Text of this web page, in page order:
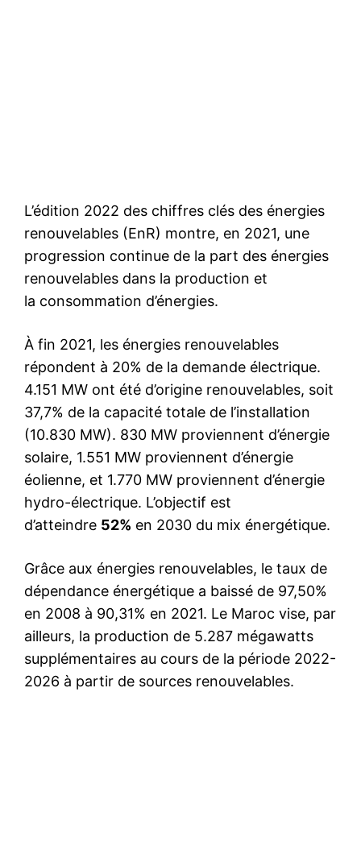
L’édition 2022 des chiffres clés des énergies
renouvelables (EnR) montre, en 2021, une
progression continue de la part des énergies
renouvelables dans la production et
la consommation d’énergies.
À fin 2021, les énergies renouvelables
répondent à 20% de la demande électrique.
4.151 MW ont été d’origine renouvelables, soit
37,7% de la capacité totale de l’installation
(10.830 MW). 830 MW proviennent d’énergie
solaire, 1.551 MW proviennent d’énergie
éolienne, et 1.770 MW proviennent d’énergie
hydro-électrique. L’objectif est
d’atteindre 52% en 2030 du mix énergétique.
Grâce aux énergies renouvelables, le taux de
dépendance énergétique a baissé de 97,50%
en 2008 à 90,31% en 2021. Le Maroc vise, par
ailleurs, la production de 5.287 mégawatts
supplémentaires au cours de la période 2022-
2026 à partir de sources renouvelables.